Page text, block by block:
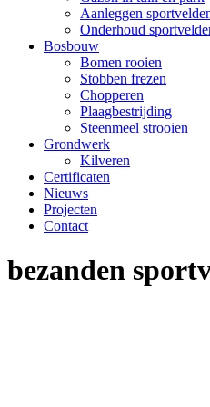
Aanleggen
Onderhoud
Bosbouw
Bomen rooien
Stobben frezen
Chopperen
Plaagbestrijding
Steenmeel strooien
Grondwerk
Kilveren
Certificaten
Nieuws
Projecten
Contact
bezanden